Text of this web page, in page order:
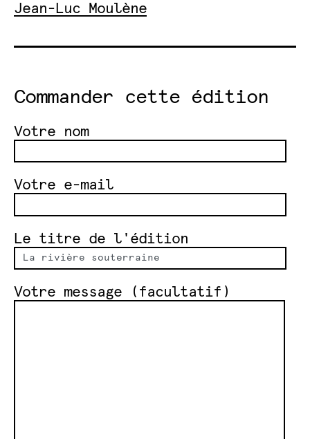
Jean-Luc Moulène
Commander cette édition
Votre nom
Votre e-mail
Le titre de l'édition
Votre message (facultatif)